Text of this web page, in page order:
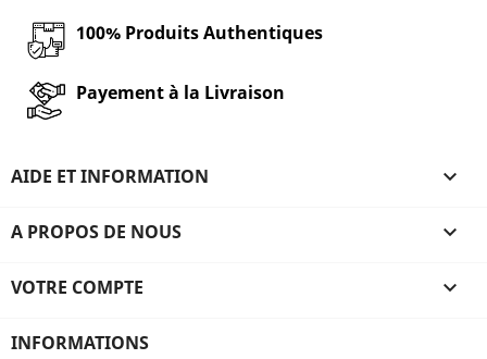
100% Produits Authentiques
Payement à la Livraison
AIDE ET INFORMATION 
A PROPOS DE NOUS 
VOTRE COMPTE 
INFORMATIONS